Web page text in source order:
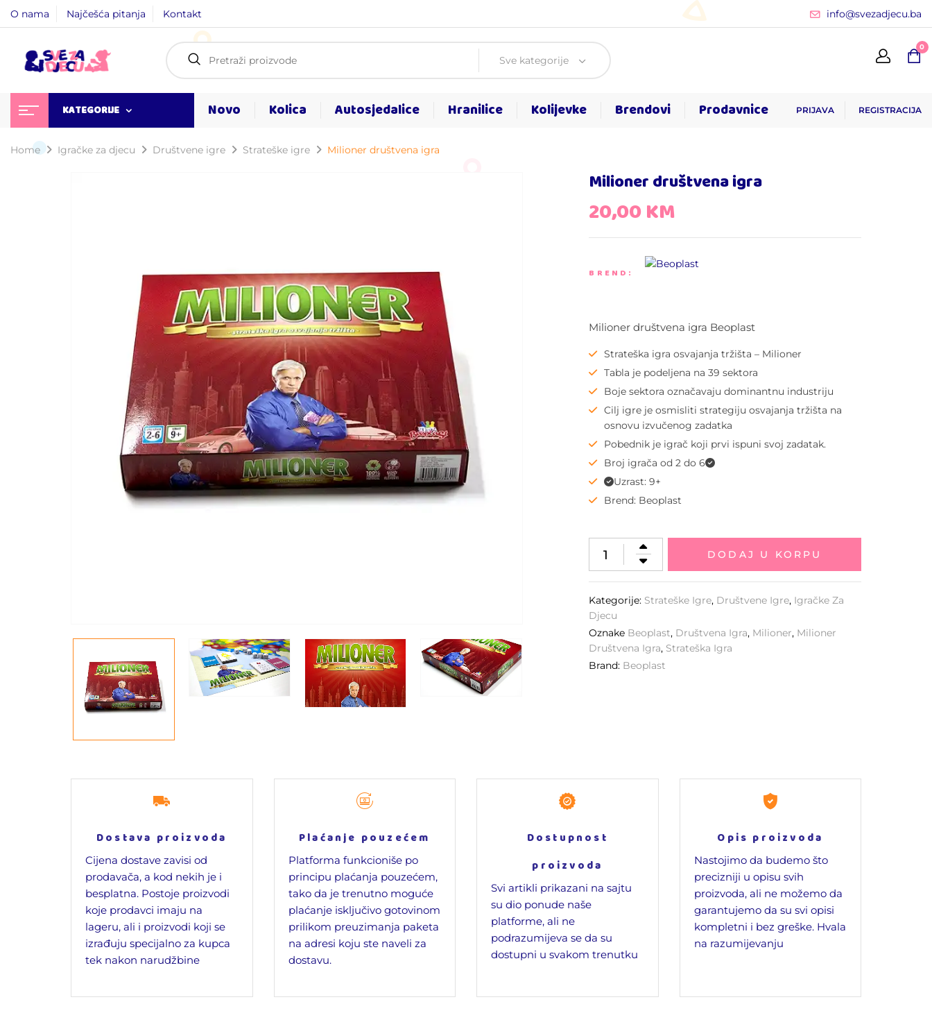
O nama Najčešća pitanja Kontakt info@svezadjecu.ba
Sve kategorije
0
KATEGORIJE Novo Kolica Autosjedalice Hranilice Kolijevke Brendovi Prodavnice PRIJAVA REGISTRACIJA
Home Igračke za djecu Društvene igre Strateške igre Milioner društvena igra
Milioner društvena igra
20,00KM
BREND:
Milioner društvena igra Beoplast
Strateška igra osvajanja tržišta – Milioner
Tabla je podeljena na 39 sektora
Boje sektora označavaju dominantnu industriju
Cilj igre je osmisliti strategiju osvajanja tržišta na
osnovu izvučenog zadatka
Pobednik je igrač koji prvi ispuni svoj zadatak.
Broj igrača od 2 do 6
Uzrast: 9+
Brend: Beoplast
DODAJ U KORPU
Kategorije: Strateške Igre, Društvene Igre, Igračke Za
Djecu
Oznake Beoplast, Društvena Igra, Milioner, Milioner
Društvena Igra, Strateška Igra
Brand: Beoplast
Dostava proizvoda
Cijena dostave zavisi od
prodavača, a kod nekih je i
besplatna. Postoje proizvodi
koje prodavci imaju na
lageru, ali i proizvodi koji se
izrađuju specijalno za kupca
tek nakon narudžbine
Plaćanje pouzećem
Platforma funkcioniše po
principu plaćanja pouzećem,
tako da je trenutno moguće
plaćanje isključivo gotovinom
prilikom preuzimanja paketa
na adresi koju ste naveli za
dostavu.
Dostupnost
proizvoda
Svi artikli prikazani na sajtu
su dio ponude naše
platforme, ali ne
podrazumijeva se da su
dostupni u svakom trenutku
Opis proizvoda
Nastojimo da budemo što
precizniji u opisu svih
proizvoda, ali ne možemo da
garantujemo da su svi opisi
kompletni i bez greške. Hvala
na razumijevanju